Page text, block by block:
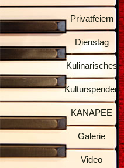
Privatfeiern
Dienstag
Kulinarisches
Kulturspenden
KANAPEE
Galerie
Video